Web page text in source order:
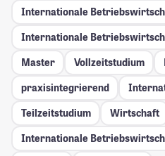
Internationale
Internationale
Master
Vollzeitstudium
praxisintegrierend
Teilzeitstudium
Wirtschaft
Internationale